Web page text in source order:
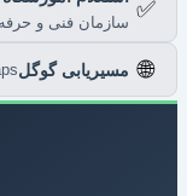
✅
سازمان فنی و حرفه‌ای
مسیریابی گوگل